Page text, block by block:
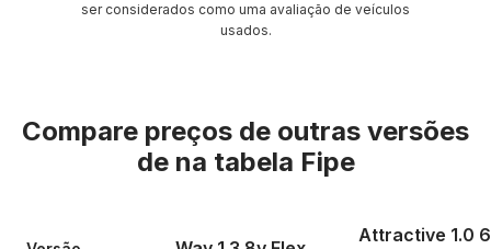
ser considerados como uma avaliação de veículos
usados.
Compare preços de outras versões
de na tabela Fipe
Attractive 1.0